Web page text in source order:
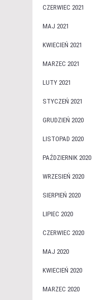
CZERWIEC 2021
MAJ 2021
KWIECIEŃ 2021
MARZEC 2021
LUTY 2021
STYCZEŃ 2021
GRUDZIEŃ 2020
LISTOPAD 2020
PAŹDZIERNIK 2020
WRZESIEŃ 2020
SIERPIEŃ 2020
LIPIEC 2020
CZERWIEC 2020
MAJ 2020
KWIECIEŃ 2020
MARZEC 2020